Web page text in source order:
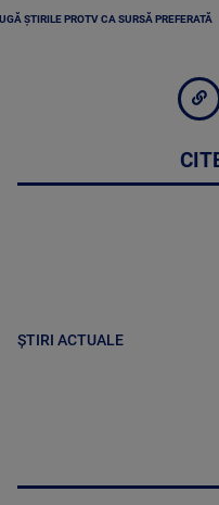
ȘTIRILE PROTV CA SURSĂ PREFERATĂ
ȘTIRI ACTUALE